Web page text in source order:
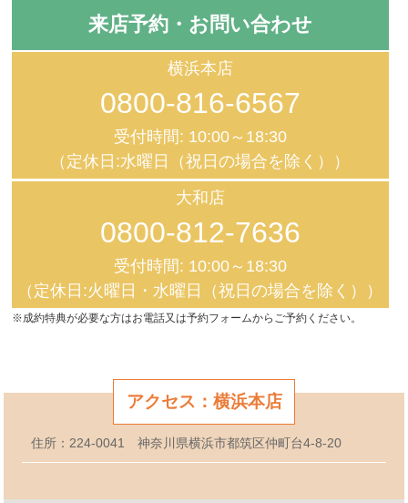
来店予約・お問い合わせ
横浜本店
0800-816-6567
受付時間: 10:00～18:30
（定休日:水曜日（祝日の場合を除く））
大和店
0800-812-7636
受付時間: 10:00～18:30
（定休日:火曜日・水曜日（祝日の場合を除く））
※成約特典が必要な方はお電話又は予約フォームからご予約ください。
アクセス：横浜本店
住所：224-0041 神奈川県横浜市都筑区仲町台4-8-20